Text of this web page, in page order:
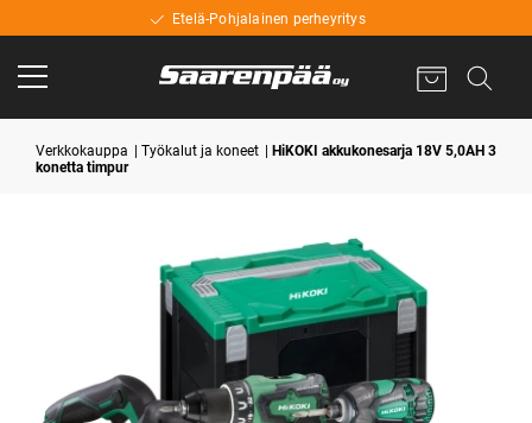
Etelä-Pohjalainen perheyritys
Verkkokauppa Työkalut ja koneet
HiKOKI akkukonesarja 18V 5,0AH 3
konetta timpur